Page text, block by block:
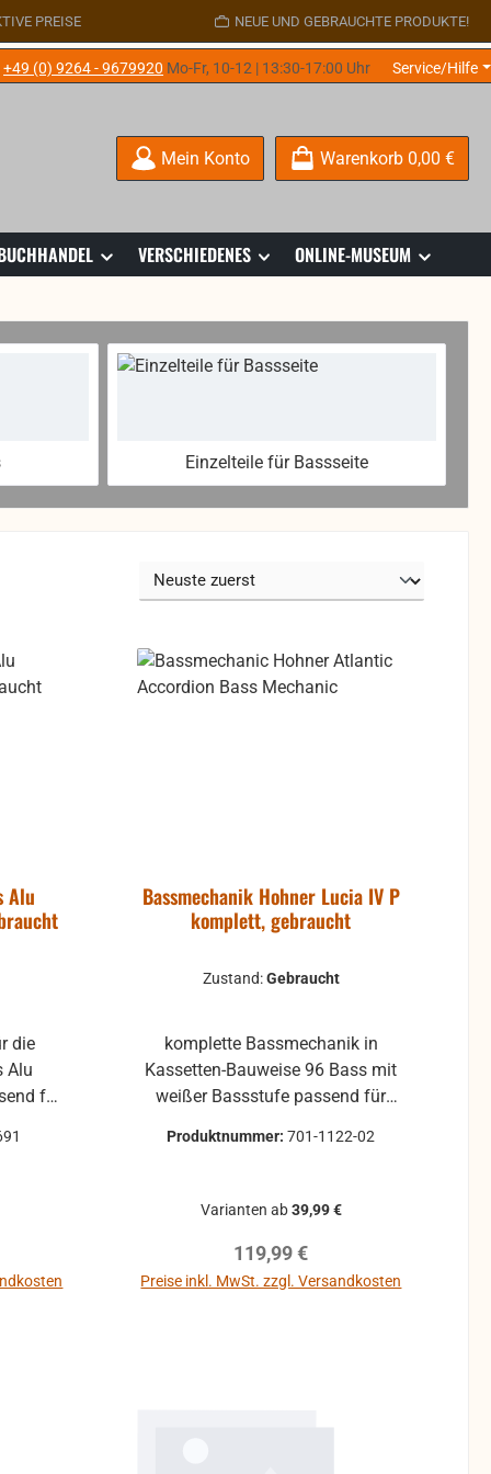
PREISE NEUE UND GEBRAUCHTE PRODUKTE!
+49 (0) 9264 - 9679920 Mo-Fr, 10-12 | 13:30-17:00 Uhr Service/Hilfe
Mein Konto Warenkorb 0,00 €
VERSCHIEDENES ONLINE-MUSEUM
Einzelteile für Bassseite
Alu
die
Alu
Bassmechanik Hohner Lucia IV P
komplett, gebraucht
Zustand:Gebraucht
komplette Bassmechanik in
Kassetten-Bauweise 96 Bass mit
weißer Bassstufe passend für
angepasst werden weitere Infos
verfügbar! Wie neu
gebraucht, aber nur leichte
Produktnummer:701-1122-02
Varianten ab39,99 €
Regulärer Preis:
119,99 €
Preise inkl. MwSt. zzgl. Versandkosten